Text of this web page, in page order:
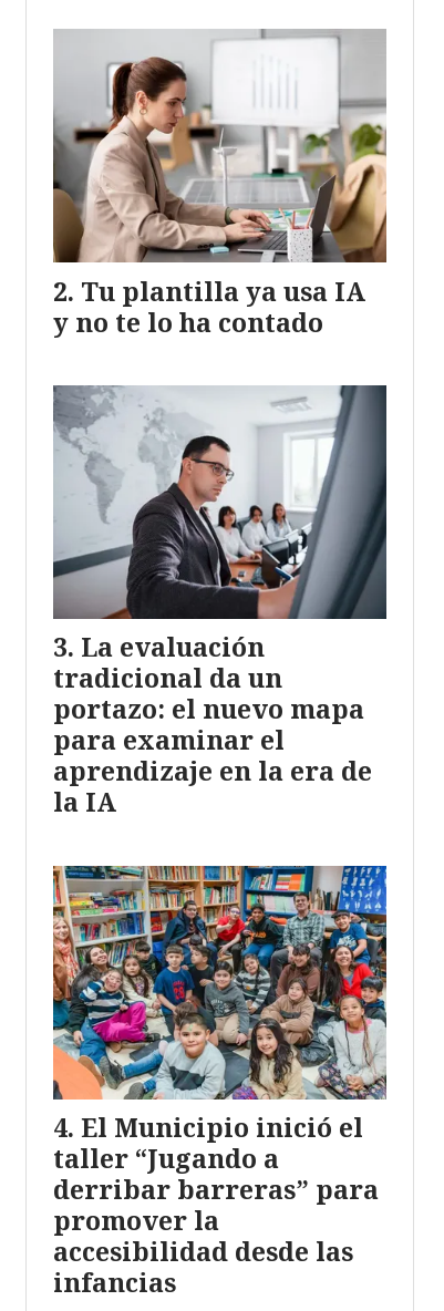
Tu plantilla ya usa IA
y no te lo ha contado
La evaluación
tradicional da un
portazo: el nuevo mapa
para examinar el
aprendizaje en la era de
la IA
El Municipio inició el
taller “Jugando a
derribar barreras” para
promover la
accesibilidad desde las
infancias